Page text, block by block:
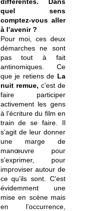
quel sens
comptez-vous aller
à l’avenir ?
Pour moi, ces deux
démarches ne sont
pas tout à fait
antinomiques. Ce
que je retiens de La
nuit remue, c’est de
faire participer
activement les gens
à l’écriture du film en
train de se faire. Il
s’agit de leur donner
une marge de
manœuvre pour
s’exprimer, pour
improviser autour de
ce qu’ils sont. C’est
évidemment une
mise en scène mais
en l’occurrence,